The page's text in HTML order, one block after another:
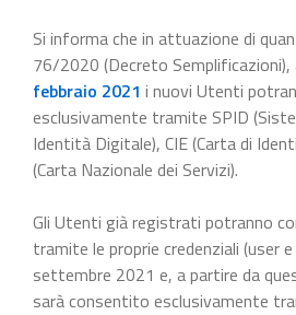
Si informa che in attuazione di
76/2020 (Decreto Semplificazioni),
febbraio 2021 i nuovi Utenti
esclusivamente tramite SPID
Identità Digitale), CIE (Carta di
(Carta Nazionale dei Servizi).
Gli Utenti già registrati potranno
tramite le proprie credenziali (user
settembre 2021 e, a partire da
sarà consentito esclusivamente